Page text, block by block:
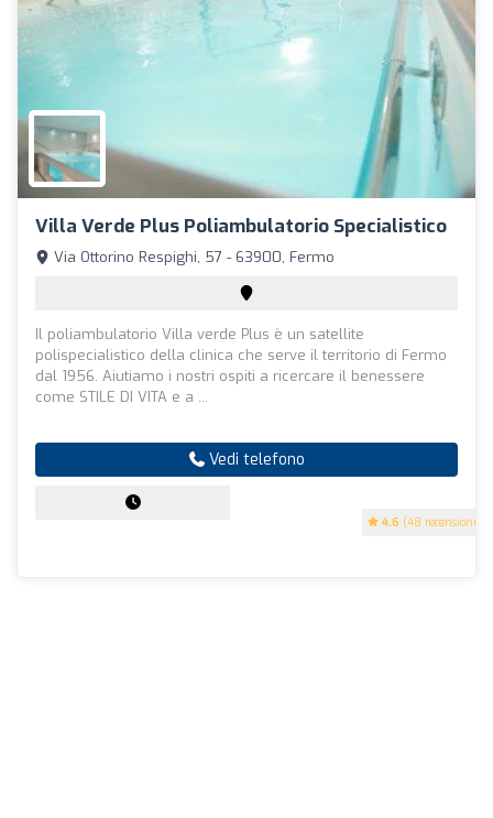
Villa Verde Plus Poliambulatorio Specialistico
4.6 (48 recensioni)
Via Ottorino Respighi, 57 - 63900, Fermo
Il poliambulatorio Villa verde Plus è un satellite
polispecialistico della clinica che serve il territorio di Fermo
dal 1956. Aiutiamo i nostri ospiti a ricercare il benessere
come STILE DI VITA e a ...
Vedi telefono